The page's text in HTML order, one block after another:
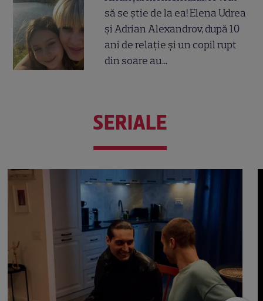
să se știe de la ea! Elena Udrea
și Adrian Alexandrov, după 10
ani de relație și un copil rupt
din soare au...
SERIALE